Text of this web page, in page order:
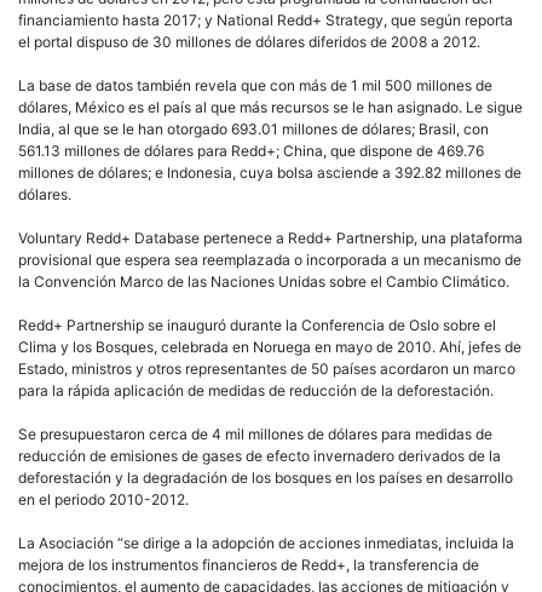
Se presupuestaron cerca de 4 mil millones de dólares para medidas de
reducción de emisiones de gases de efecto invernadero derivados de la
en el periodo 2010-2012.
La Asociación “se dirige a la adopción de acciones inmediatas, incluida la
mejora de los instrumentos financieros de Redd+, la transferencia de
conocimientos, el aumento de capacidades, las acciones de mitigación y
el desarrollo y la transferencia de tecnología”, informa su portal de internet.
En la actualidad, Redd+ Partnership está compuesta por 75 países socios y
sus fondos ascienden a los 5 mil 983 millones de dólares.
En entrevista, Sergio Graf, coordinador general de Producción y
Productividad de la Conafor y secretario del Comité Técnico Consultivo
Redd+, únicamente refiere que México ha obtenido 33.8 millones de
Partnership Facility y el Programa de Inversión Forestal.
Contralínea solicitó a la Conafor su posición frente a la diferencia en los
montos, sin que al cierre de edición aclarara el destino de los otros 702
José Díaz, director de Información y Análisis de la dependencia, señaló
que “el maestro Graf contestó con lo que concierne a su coordinación. Hay